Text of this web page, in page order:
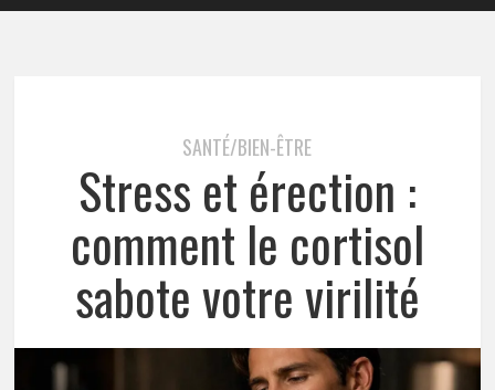
SANTÉ/BIEN-ÊTRE
Stress et érection :
comment le cortisol
sabote votre virilité